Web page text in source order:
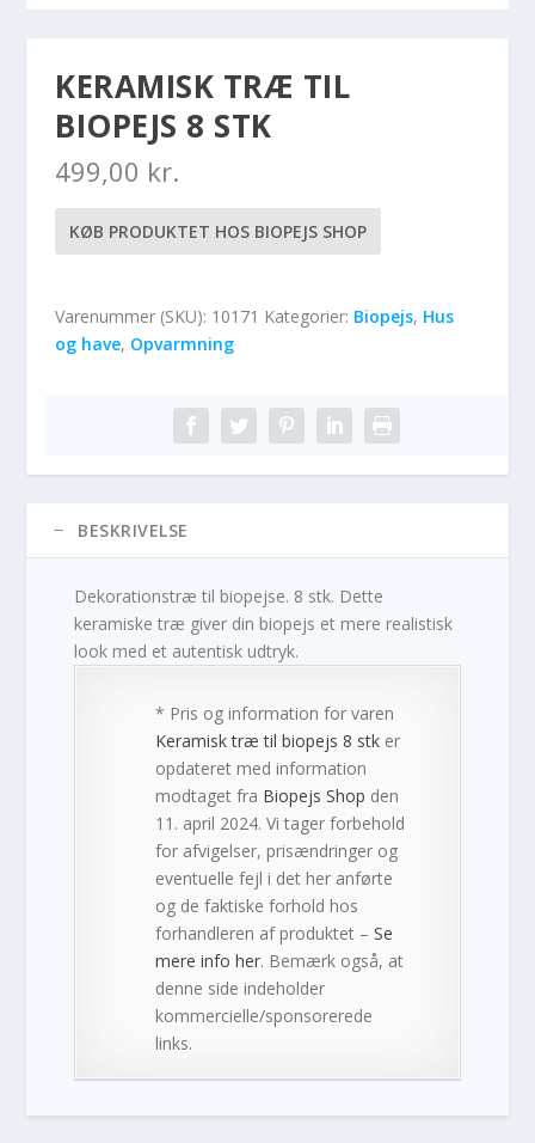
KERAMISK TRÆ TIL
BIOPEJS 8 STK
499,00 kr.
KØB PRODUKTET HOS BIOPEJS SHOP
Varenummer (SKU): 10171 Kategorier: Biopejs, Hus
og have, Opvarmning
BESKRIVELSE
Dekorationstræ til biopejse. 8 stk. Dette
keramiske træ giver din biopejs et mere realistisk
look med et autentisk udtryk.
* Pris og information for varen
Keramisk træ til biopejs 8 stk er
opdateret med information
modtaget fra Biopejs Shop den
11. april 2024. Vi tager forbehold
for afvigelser, prisændringer og
eventuelle fejl i det her anførte
og de faktiske forhold hos
forhandleren af produktet –Se
mere info her. Bemærk også, at
denne side indeholder
kommercielle/sponsorerede
links.